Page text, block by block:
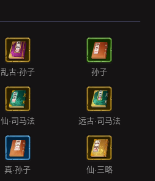
乱古·孙子 孙子
仙·司马法 远古·司马法
真·孙子 仙·三略